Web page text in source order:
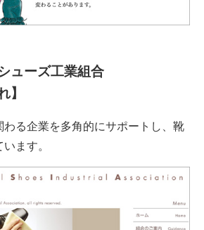
ューズ工業組合
】
わる企業を多角的にサポートし、靴
ます。